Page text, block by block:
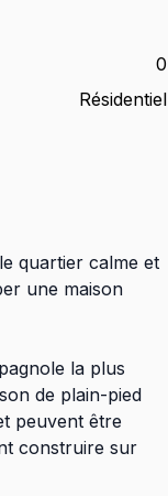
0
Résidentiel
quartier calme et
une maison
la plus
de plain-pied
peuvent être
construire sur